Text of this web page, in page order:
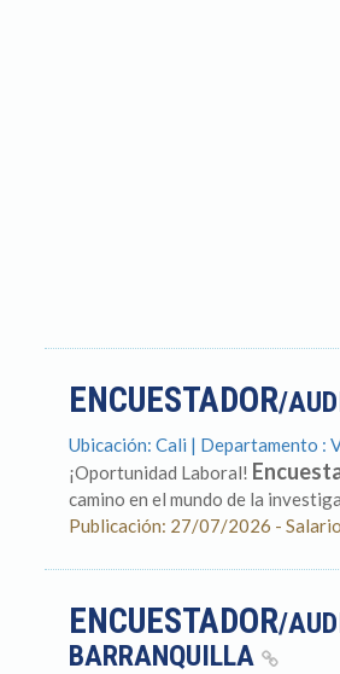
ENCUESTADOR/
Ubicación: Cali | Departamento :
¡Oportunidad Laboral!
camino en el mundo de la
Publicación: 27/07/2026 -
ENCUESTADOR/
BARRANQUILLA